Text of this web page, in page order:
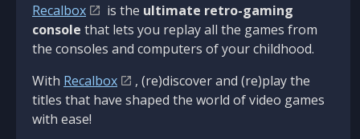
Recalbox is the ultimate retro-gaming
console that lets you replay all the games from
the consoles and computers of your childhood.
With Recalbox
, (re)discover and (re)play the
titles that have shaped the world of video games
with ease!